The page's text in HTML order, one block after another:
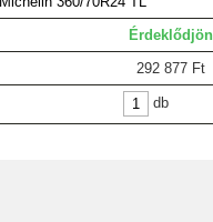
Érdeklődjön
292 877 Ft
db